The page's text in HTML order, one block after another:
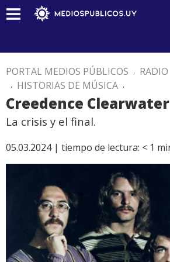
PORTAL MEDIOS PÚBLICOS . RADIO
. HISTORIAS DE MÚSICA .
Creedence
La crisis y el final.
05.03.2024 | tiempo de lectura: < 1